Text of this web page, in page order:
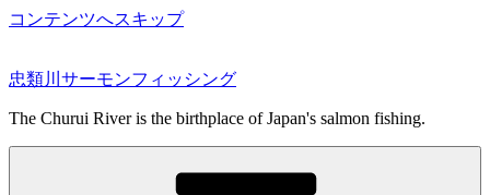
コンテンツへスキップ
忠類川サーモンフィッシング
The Churui River is the birthplace of Japan's salmon fishing.